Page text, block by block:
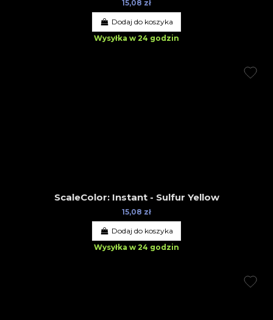
15,08 zł
Dodaj do koszyka
Wysyłka w 24 godzin
ScaleColor: Instant - Sulfur Yellow
15,08 zł
Dodaj do koszyka
Wysyłka w 24 godzin